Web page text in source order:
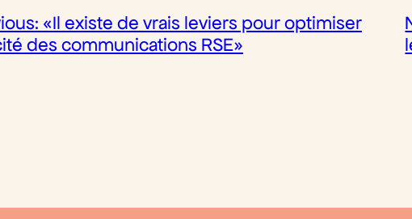
«Il existe de vrais leviers pour optimiser
des communications RSE»